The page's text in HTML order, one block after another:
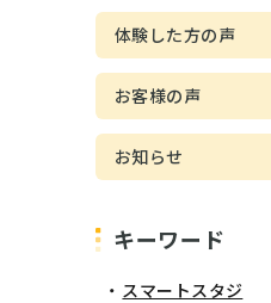
体験した方の声
お客様の声
お知らせ
キーワード
スマートスタジ